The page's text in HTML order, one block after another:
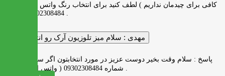
کافی برای چیدمان نداریم ) لطف کنید برای انتخاب رنگ واتس اپ به شماره
مهدی : سلام میز تلوزیون آرک رو انتخاب کردم
پاسخ : سلام وقت بخیر دوست عزیز در مورد انتخابتون اگر سوالی دارید به
شماره 09302308484 ( واتس اپ ) پیام بدید .